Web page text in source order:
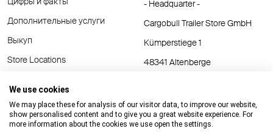
Дополнительные услуги
Выкуп
Store Locations
- Headquarter -
Cargobull Trailer Store GmbH
Kümperstiege 1
48341 Altenberge
E-Mail:cts@cargobull.com
We use cookies
We may place these for analysis of our visitor data, to improve our website,
show personalised content and to give you a great website experience. For
more information about the cookies we use open the settings.